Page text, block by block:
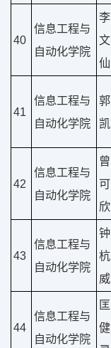
40
信息工程与
自动化学院
李
文
仙
41
信息工程与
自动化学院
郭
凯
42
信息工程与
自动化学院
曾
可
欣
43
信息工程与
自动化学院
钟
杭
威
44
信息工程与
自动化学院
匡
健